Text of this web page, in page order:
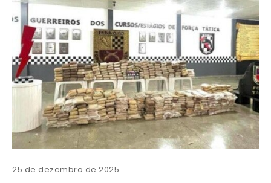
25 de dezembro de 2025